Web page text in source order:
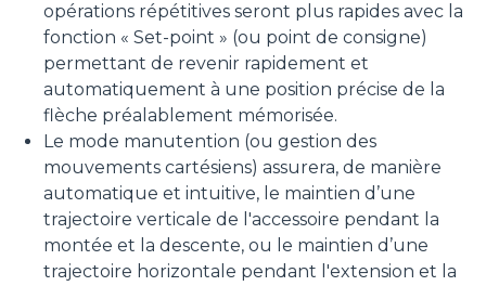
opérations répétitives seront plus rapides avec la
fonction « Set-point » (ou point de consigne)
permettant de revenir rapidement et
automatiquement à une position précise de la
flèche préalablement mémorisée.
Le mode manutention (ou gestion des
mouvements cartésiens) assurera, de manière
automatique et intuitive, le maintien d’une
trajectoire verticale de l'accessoire pendant la
montée et la descente, ou le maintien d’une
trajectoire horizontale pendant l'extension et la